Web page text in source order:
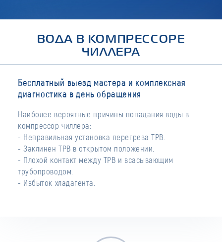
ВОДА В КОМПРЕССОРЕ
ЧИЛЛЕРА
Бесплатный выезд мастера и комплексная
диагностика в день обращения
Наиболее вероятные причины попадания воды в
компрессор чиллера:
- Неправильная установка перегрева ТРВ.
- Заклинен ТРВ в открытом положении.
- Плохой контакт между ТРВ и всасывающим
трубопроводом.
- Избыток хладагента.